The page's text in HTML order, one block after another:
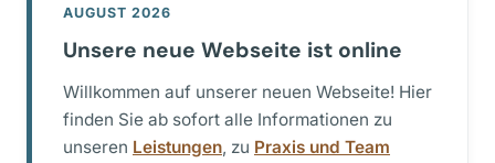
AUGUST 2026
Unsere neue Webseite ist online
Willkommen auf unserer neuen Webseite! Hier
finden Sie ab sofort alle Informationen zu
unseren Leistungen, zu Praxis und Team